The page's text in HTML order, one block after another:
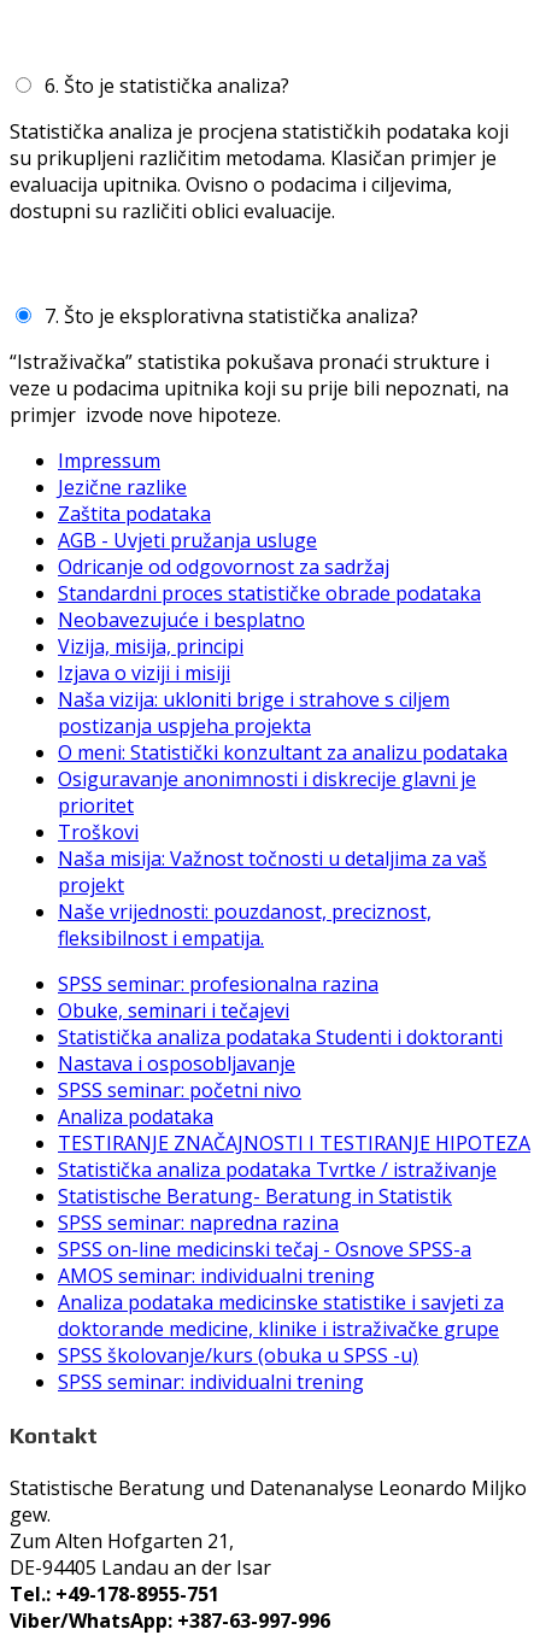
6. Što je statistička analiza?
Statistička analiza je procjena statističkih podataka koji
su prikupljeni različitim metodama. Klasičan primjer je
evaluacija upitnika. Ovisno o podacima i ciljevima,
dostupni su različiti oblici evaluacije.
7. Što je eksplorativna statistička analiza?
“Istraživačka” statistika pokušava pronaći strukture i
veze u podacima upitnika koji su prije bili nepoznati, na
primjer izvode nove hipoteze.
Impressum
Jezične razlike
Zaštita podataka
AGB - Uvjeti pružanja usluge
Odricanje od odgovornost za sadržaj
Standardni proces statističke obrade podataka
Neobavezujuće i besplatno
Vizija, misija, principi
Izjava o viziji i misiji
Naša vizija: ukloniti brige i strahove s ciljem
postizanja uspjeha projekta
O meni: Statistički konzultant za analizu podataka
Osiguravanje anonimnosti i diskrecije glavni je
prioritet
Troškovi
Naša misija: Važnost točnosti u detaljima za vaš
projekt
Naše vrijednosti: pouzdanost, preciznost,
fleksibilnost i empatija.
SPSS seminar: profesionalna razina
Obuke, seminari i tečajevi
Statistička analiza podataka Studenti i doktoranti
Nastava i osposobljavanje
SPSS seminar: početni nivo
Analiza podataka
TESTIRANJE ZNAČAJNOSTI I TESTIRANJE HIPOTEZA
Statistička analiza podataka Tvrtke / istraživanje
Statistische Beratung- Beratung in Statistik
SPSS seminar: napredna razina
SPSS on-line medicinski tečaj - Osnove SPSS-a
AMOS seminar: individualni trening
Analiza podataka medicinske statistike i savjeti za
doktorande medicine, klinike i istraživačke grupe
SPSS školovanje/kurs (obuka u SPSS -u)
SPSS seminar: individualni trening
Kontakt
Statistische Beratung und Datenanalyse Leonardo Miljko
gew.
Zum Alten Hofgarten 21,
DE-94405 Landau an der Isar
Tel.: +49-178-8955-751
Viber/WhatsApp: +387-63-997-996